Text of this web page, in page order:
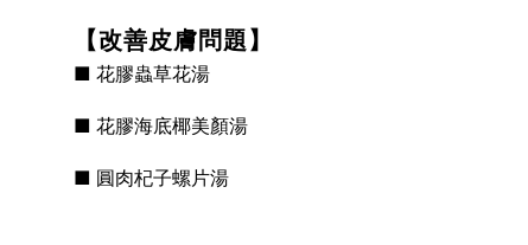
【改善皮膚問題】
■ 花膠蟲草花湯
■ 花膠海底椰美顏湯
■ 圓肉杞子螺片湯